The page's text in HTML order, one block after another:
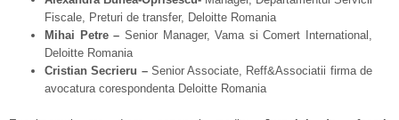
Fiscale, Preturi de transfer, Deloitte Romania
Mihai Petre – Senior Manager, Vama si Comert International,
Deloitte Romania
Cristian Secrieru – Senior Associate, Reff&Associatii firma de
avocatura corespondenta Deloitte Romania